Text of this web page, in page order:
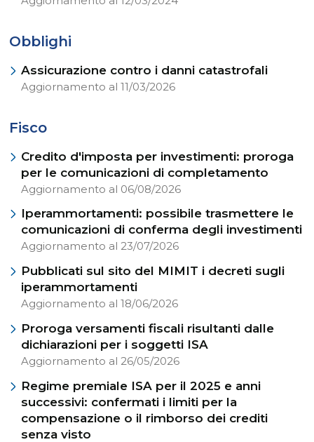
Obblighi
Assicurazione contro i danni catastrofali
Aggiornamento al 11/03/2026
Fisco
Credito d'imposta per investimenti: proroga
per le comunicazioni di completamento
Aggiornamento al 06/08/2026
Iperammortamenti: possibile trasmettere le
comunicazioni di conferma degli investimenti
Aggiornamento al 23/07/2026
Pubblicati sul sito del MIMIT i decreti sugli
iperammortamenti
Aggiornamento al 18/06/2026
Proroga versamenti fiscali risultanti dalle
dichiarazioni per i soggetti ISA
Aggiornamento al 26/05/2026
Regime premiale ISA per il 2025 e anni
successivi: confermati i limiti per la
compensazione o il rimborso dei crediti
senza visto